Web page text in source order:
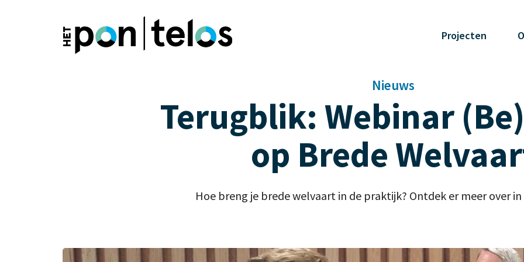
Projecten
Nieuws
Terugblik: Webinar
op Brede
Hoe breng je brede welvaart in de praktijk? Ontdek er meer over in